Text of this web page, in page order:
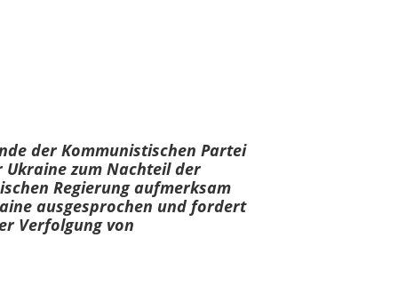
der Kommunistischen Partei
zum Nachteil der
Regierung aufmerksam
ausgesprochen und fordert
Verfolgung von